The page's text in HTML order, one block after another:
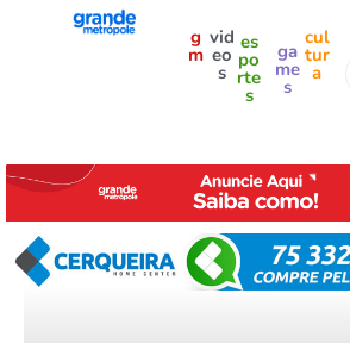
g
m
vid
eo
s
es
po
rte
s
ga
me
s
cul
tur
a